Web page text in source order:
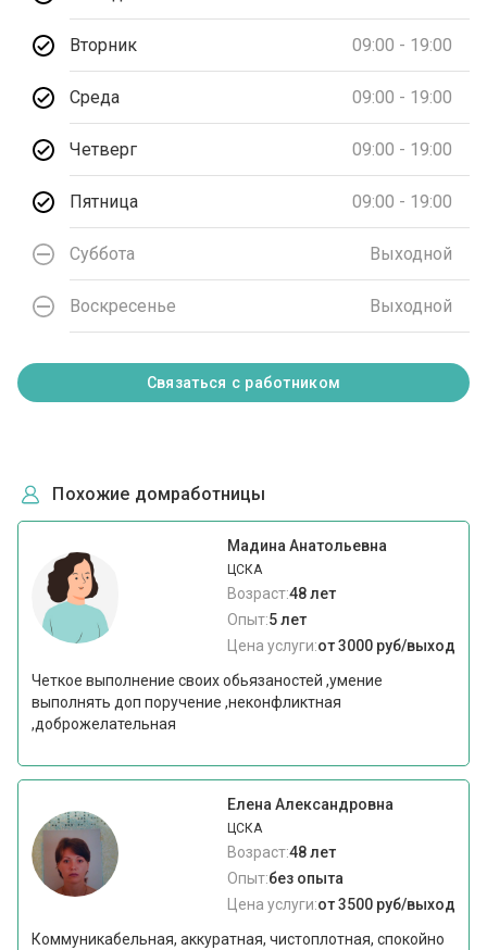
Вторник 09:00 - 19:00
Среда 09:00 - 19:00
Четверг 09:00 - 19:00
Пятница 09:00 - 19:00
Суббота Выходной
Воскресенье Выходной
Связаться с работником
Похожие домработницы
Мадина Анатольевна
ЦСКА
Возраст:48 лет
Опыт:5 лет
Цена услуги:от 3000 руб/выход
Четкое выполнение своих обьязаностей ,умение
выполнять доп поручение ,неконфликтная
,доброжелательная
Елена Александровна
ЦСКА
Возраст:48 лет
Опыт:без опыта
Цена услуги:от 3500 руб/выход
Коммуникабельная, аккуратная, чистоплотная, спокойно